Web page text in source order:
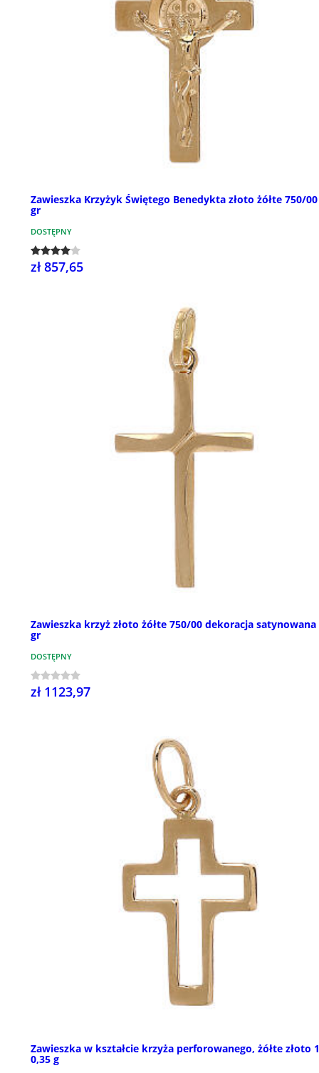
Zawieszka Krzyżyk Świętego Benedykta złoto żółte 750/
gr
DOSTĘPNY
zł 857,65
Zawieszka krzyż złoto żółte 750/00 dekoracja satynowana
gr
DOSTĘPNY
zł 1123,97
Zawieszka w kształcie krzyża perforowanego, żółte złoto
0,35 g